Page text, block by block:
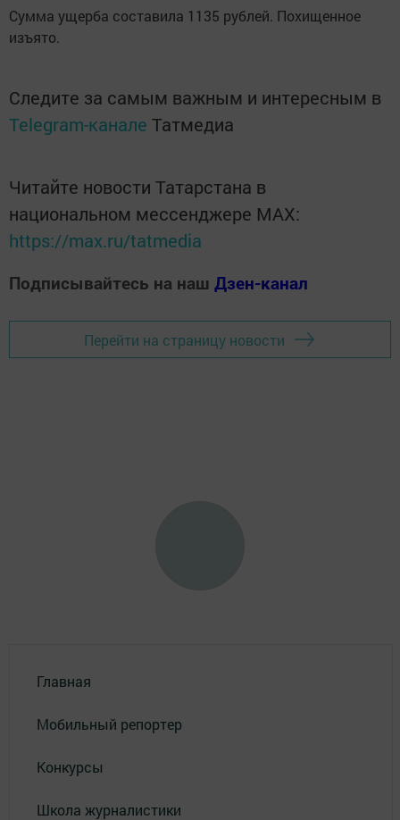
Сумма ущерба составила 1135 рублей. Похищенное
изъято.
Следите за самым важным и интересным в
Telegram-канале Татмедиа
Читайте новости Татарстана в
национальном мессенджере MАХ:
https://max.ru/tatmedia
Подписывайтесь на наш Дзен-канал
Перейти на страницу новости
Главная
Мобильный репортер
Конкурсы
Школа журналистики